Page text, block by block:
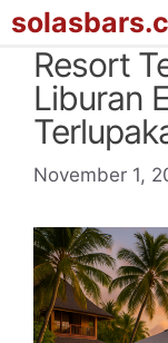
Skip
contentResort
Liburan
November 1,